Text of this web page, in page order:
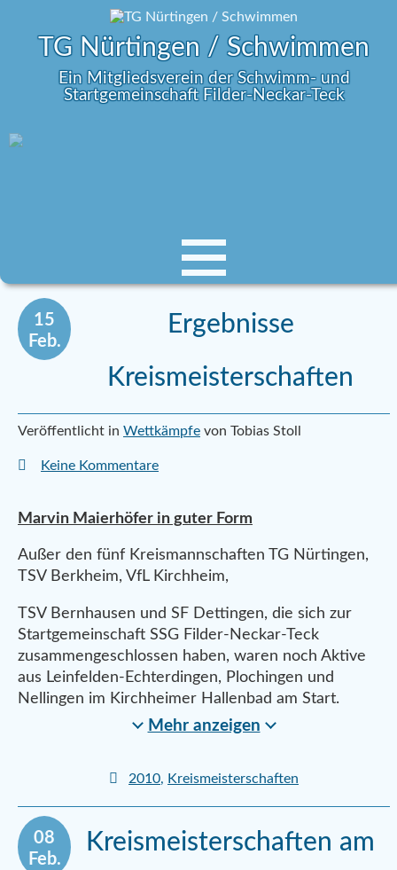
TG Nürtingen / Schwimmen
Ein Mitgliedsverein der Schwimm- und
Startgemeinschaft Filder-Neckar-Teck
15
Feb.
Ergebnisse
Kreismeisterschaften
Veröffentlicht in Wettkämpfe von Tobias Stoll
Keine Kommentare
Marvin Maierhöfer in guter Form
Außer den fünf Kreismannschaften TG Nürtingen,
TSV Berkheim, VfL Kirchheim,
TSV Bernhausen und SF Dettingen, die sich zur
Startgemeinschaft SSG Filder-Neckar-Teck
zusammengeschlossen haben, waren noch Aktive
aus Leinfelden-Echterdingen, Plochingen und
Nellingen im Kirchheimer Hallenbad am Start.
Mehr anzeigen
2010, Kreismeisterschaften
08
Feb.
Kreismeisterschaften am